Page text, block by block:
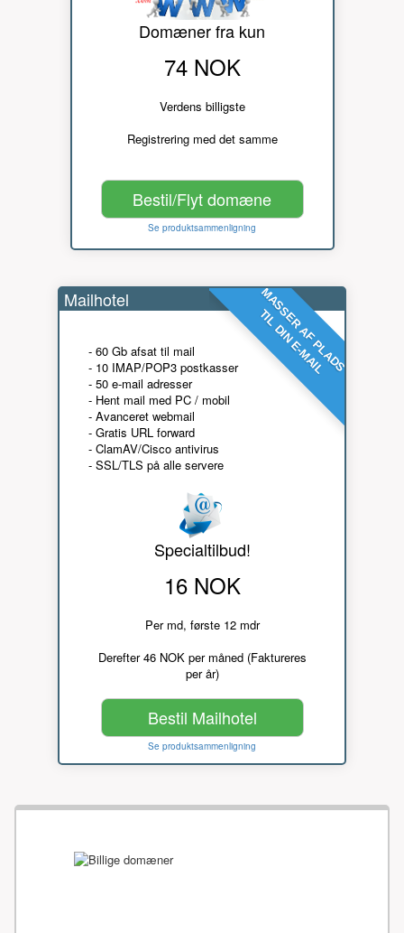
Domæner fra kun
74 NOK
Verdens billigste
Registrering med det samme
Bestil/Flyt domæne
Se produktsammenligning
MASSER AF PLADS
TIL DIN E-MAIL
Mailhotel
- 60 Gb afsat til mail
- 10 IMAP/POP3 postkasser
- 50 e-mail adresser
- Hent mail med PC / mobil
- Avanceret webmail
- Gratis URL forward
- ClamAV/Cisco antivirus
- SSL/TLS på alle servere
Specialtilbud!
16 NOK
Per md, første 12 mdr
Derefter 46 NOK per måned (Faktureres
per år)
Bestil Mailhotel
Se produktsammenligning